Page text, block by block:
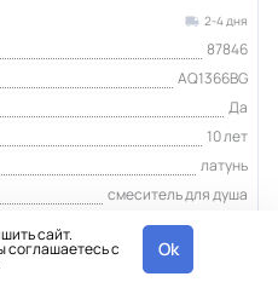
2-4 дня
87846
AQ1366BG
Да
10 лет
латунь
смеситель для душа
сайт.
соглашаетесь с Ok